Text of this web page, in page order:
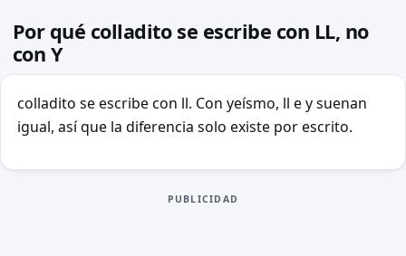
Por qué colladito se escribe con LL, no
con Y
colladito se escribe con ll. Con yeísmo, ll e y suenan
igual, así que la diferencia solo existe por escrito.
PUBLICIDAD